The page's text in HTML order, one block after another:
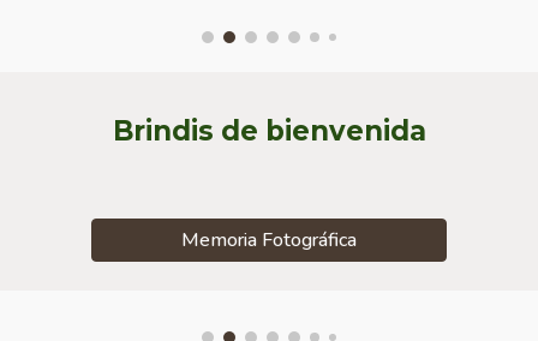
Brindis de bienvenida
Memoria Fotográfica